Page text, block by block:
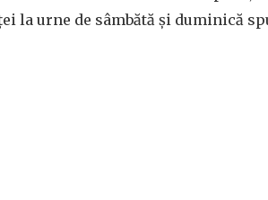
la urne de sâmbătă şi duminică